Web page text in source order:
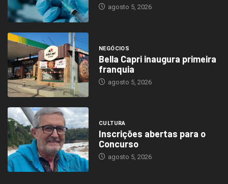
agosto 5, 2026
NEGÓCIOS
Bella Capri inaugura primeira
franquia
agosto 5, 2026
CULTURA
Inscrições abertas para o
Concurso
agosto 5, 2026